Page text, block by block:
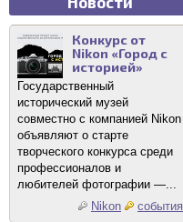
Конкурс от
Nikon «Город с
историей»
Государственный
исторический музей
совместно с компанией Nikon
объявляют о старте
творческого конкурса среди
профессионалов и
любителей фотографии —...
Nikon
события